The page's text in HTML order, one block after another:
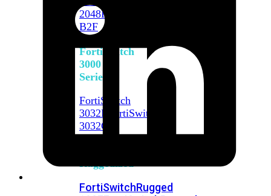
2048F-
B2F
FortiSwitch
3000
Series
FortiSwitch
3032E
FortiSwitch
3032G
Ruggedized
FortiSwitchRugged